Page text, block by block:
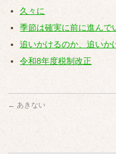
久々に
季節は確実に前に進んで
追いかけるのか、追いか
令和8年度税制改正
← あきない